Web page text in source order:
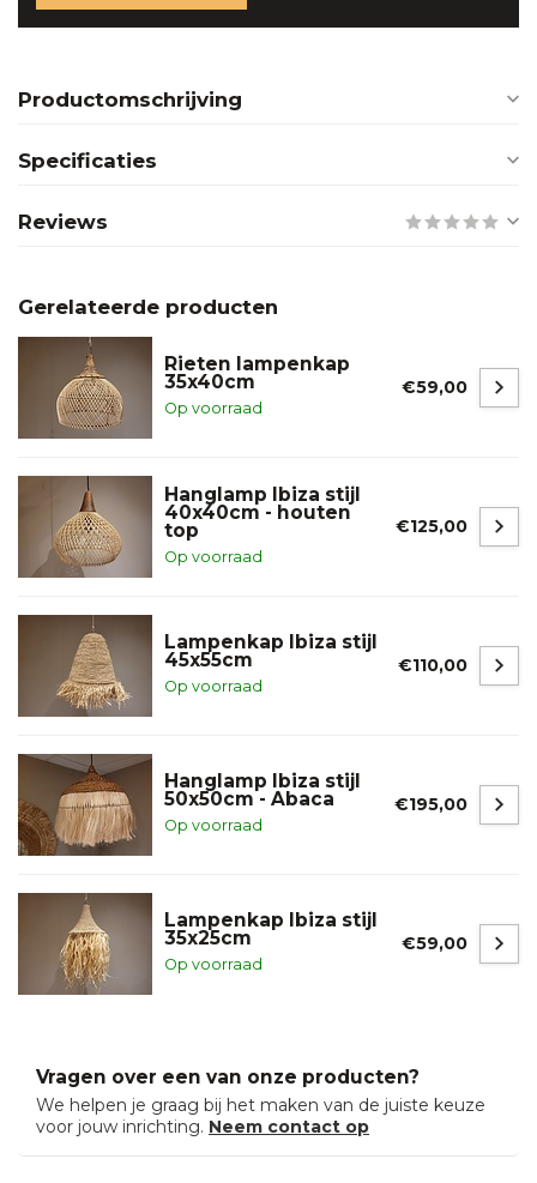
Productomschrijving
Specificaties
Reviews
Gerelateerde producten
Rieten lampenkap
35x40cm
Op voorraad
€59,00
Hanglamp Ibiza stijl
40x40cm - houten
top
Op voorraad
€125,00
Lampenkap Ibiza stijl
45x55cm
Op voorraad
€110,00
Hanglamp Ibiza stijl
50x50cm - Abaca
Op voorraad
€195,00
Lampenkap Ibiza stijl
35x25cm
Op voorraad
€59,00
Vragen over een van onze producten?
We helpen je graag bij het maken van de juiste keuze
voor jouw inrichting. Neem contact op